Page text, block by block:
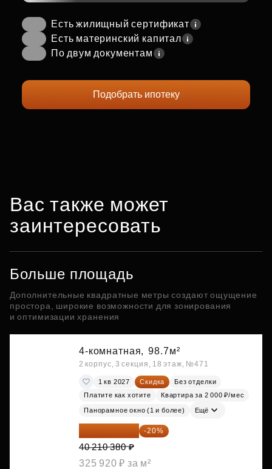
Есть жилищный сертификат
Есть материнский капитал
По двум документам
Подобрать ипотеку
Вас также может
заинтересовать
Больше площадь
Дополнительные квадратные метры создают ощущение
простора, широкие возможности для зонирования
и оптимизации хранения
4-комнатная, 98.7м²
2 корпус, 3 секция, 18 этаж, №471
1 кв 2027 Скидка
Без отделки
Платите как хотите
Квартира за 2 000 ₽/мес
Панорамное окно (1 и более) Ещё
32 168 304 ₽ -20%
40 210 380 ₽
325 920 ₽ за м²